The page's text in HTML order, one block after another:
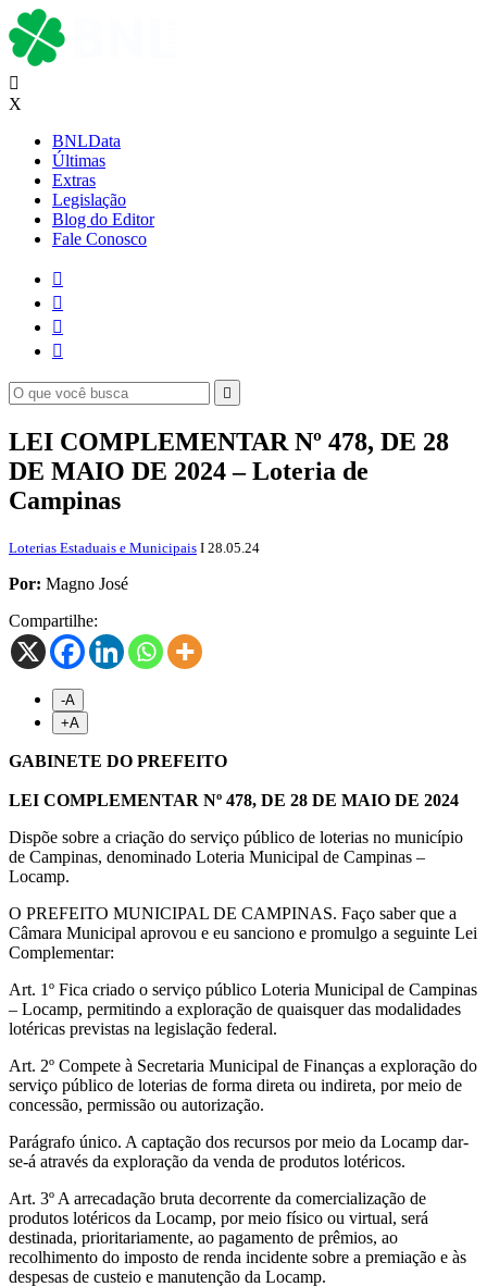

X
BNLData
Últimas
Extras
Legislação
Blog do Editor
Fale Conosco





LEI COMPLEMENTAR Nº 478, DE 28
DE MAIO DE 2024 – Loteria de
Campinas
Loterias Estaduais e Municipais I 28.05.24
Por: Magno José
Compartilhe:
-A
+A
GABINETE DO PREFEITO
LEI COMPLEMENTAR Nº 478, DE 28 DE MAIO DE 2024
Dispõe sobre a criação do serviço público de loterias no município
de Campinas, denominado Loteria Municipal de Campinas –
Locamp.
O PREFEITO MUNICIPAL DE CAMPINAS. Faço saber que a
Câmara Municipal aprovou e eu sanciono e promulgo a seguinte Lei
Complementar:
Art. 1º Fica criado o serviço público Loteria Municipal de Campinas
– Locamp, permitindo a exploração de quaisquer das modalidades
lotéricas previstas na legislação federal.
Art. 2º Compete à Secretaria Municipal de Finanças a exploração do
serviço público de loterias de forma direta ou indireta, por meio de
concessão, permissão ou autorização.
Parágrafo único. A captação dos recursos por meio da Locamp dar-
se-á através da exploração da venda de produtos lotéricos.
Art. 3º A arrecadação bruta decorrente da comercialização de
produtos lotéricos da Locamp, por meio físico ou virtual, será
destinada, prioritariamente, ao pagamento de prêmios, ao
recolhimento do imposto de renda incidente sobre a premiação e às
despesas de custeio e manutenção da Locamp.